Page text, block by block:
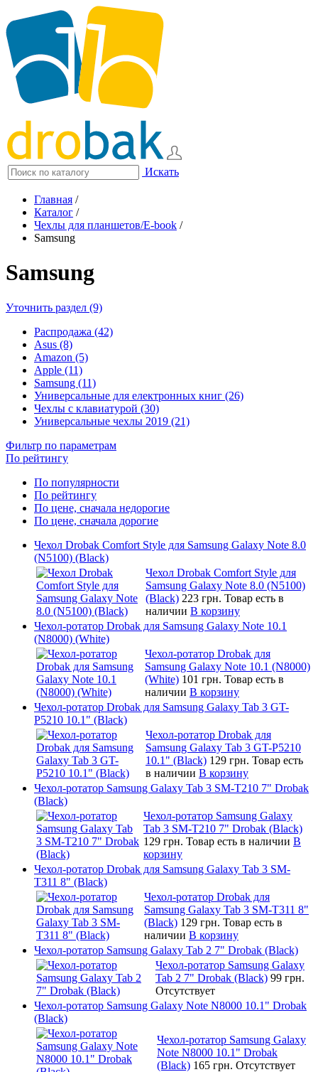
Искать
Главная /
Каталог /
Чехлы для планшетов/E-book /
Samsung
Samsung
Уточнить раздел (9)
Распродажа (42)
Asus (8)
Amazon (5)
Apple (11)
Samsung (11)
Универсальные для електронных книг (26)
Чехлы с клавиатурой (30)
Универсальные чехлы 2019 (21)
Фильтр по параметрам
По рейтингу
По популярности
По рейтингу
По цене, сначала недорогие
По цене, сначала дорогие
Чехол Drobak Comfort Style для Samsung Galaxy Note 8.0
(N5100) (Black)
Чехол Drobak Comfort Style для
Samsung Galaxy Note 8.0 (N5100)
(Black) 223 грн. Товар есть в
наличии В корзину
Чехол-ротатор Drobak для Samsung Galaxy Note 10.1
(N8000) (White)
Чехол-ротатор Drobak для
Samsung Galaxy Note 10.1 (N8000)
(White) 101 грн. Товар есть в
наличии В корзину
Чехол-ротатор Drobak для Samsung Galaxy Tab 3 GT-
P5210 10.1" (Black)
Чехол-ротатор Drobak для
Samsung Galaxy Tab 3 GT-P5210
10.1" (Black) 129 грн. Товар есть
в наличии В корзину
Чехол-ротатор Samsung Galaxy Tab 3 SM-T210 7" Drobak
(Black)
Чехол-ротатор Samsung Galaxy
Tab 3 SM-T210 7" Drobak (Black)
129 грн. Товар есть в наличии В
корзину
Чехол-ротатор Drobak для Samsung Galaxy Tab 3 SM-
T311 8" (Black)
Чехол-ротатор Drobak для
Samsung Galaxy Tab 3 SM-T311 8"
(Black) 129 грн. Товар есть в
наличии В корзину
Чехол-ротатор Samsung Galaxy Tab 2 7" Drobak (Black)
Чехол-ротатор Samsung Galaxy
Tab 2 7" Drobak (Black) 99 грн.
Отсутствует
Чехол-ротатор Samsung Galaxy Note N8000 10.1" Drobak
(Black)
Чехол-ротатор Samsung Galaxy
Note N8000 10.1" Drobak
(Black) 165 грн. Отсутствует